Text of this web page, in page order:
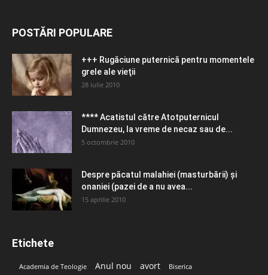
POSTĂRI POPULARE
+++ Rugăciune puternică pentru momentele
grele ale vieţii
28 iulie 2010
**** Acatistul către Atotputernicul
Dumnezeu, la vreme de necaz sau de...
5 octombrie 2010
Despre păcatul malahiei (masturbării) şi
onaniei (pazei de a nu avea...
15 aprilie 2010
Etichete
Academia de Teologie Anul nou avort Biserica